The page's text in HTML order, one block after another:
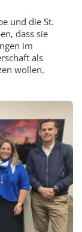
und die St.
dass sie
im
als
wollen.